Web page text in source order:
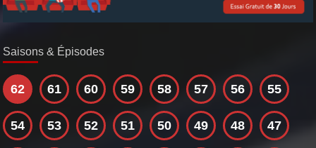
Saisons & Épisodes
62 61 60 59 58 57 56 55
54 53 52 51 50 49 48 47